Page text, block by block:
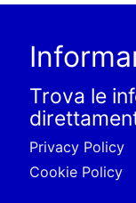
Trova le
Privacy Policy
Cookie Policy